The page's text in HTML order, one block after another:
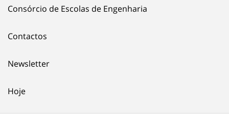
Consórcio de Escolas de Engenharia
Contactos
Newsletter
Hoje